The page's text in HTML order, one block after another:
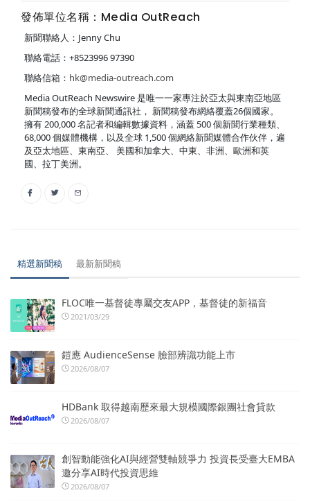
發佈單位名稱：Media OutReach
新聞聯絡人：Jenny Chu
聯絡電話：+8523996 97390
聯絡信箱： hk@media-outreach.com
Media OutReach Newswire 是唯一一家專注於亞太與東南亞地區
新聞稿發布的全球新聞通訊社， 新聞稿發布網絡覆蓋26個國家。
擁有 200,000 名記者和編輯數據資料，涵蓋 500 個新聞行業種類、
68,000 個媒體機構，以及全球 1,500 個網絡新聞媒體合作伙伴，遍
及亞太地區、東南亞、 美國和加拿大、中東、非洲、歐洲和英
國、拉丁美洲。
精選新聞稿 最新新聞稿
FLOC唯一基督徒專屬交友APP，基督徒的新福音
2021/03/29
鎧應 AudienceSense 臉部辨識功能上市
2026/08/07
HDBank 取得越南歷來最大規模國際銀團社會貸款
2026/08/07
創智動能強化AI與經營雙軸競爭力 投資長受臺大EMBA
邀分享AI時代投資思維
2026/08/07